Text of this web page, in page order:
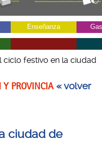
Enseñanza
festivo en la ciudad
Y PROVINCIA« volver
ciudad de